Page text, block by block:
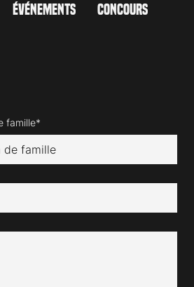
ÉVÉNEMENTS CONCOURS
famille*